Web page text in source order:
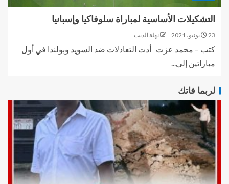
التشكيلات الأساسية لمباراة سلوفاكيا وإسبانيا
23 يونيو، 2021 نهلة الديب
كتب – محمد عزت أدت التعادلات ضد السويد وبولندا في أول
مباراتين إلى...
لربما فاتك